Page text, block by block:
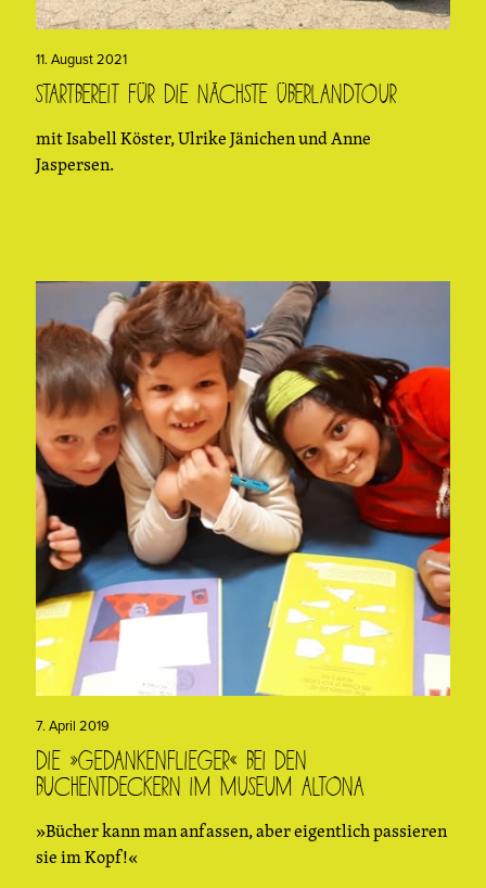
11. August 2021
Startbereit für die nächste überLandtour
mit Isabell Köster, Ulrike Jänichen und Anne
Jaspersen.
7. April 2019
Die »Gedankenflieger« bei den
BuchEntdeckern im Museum Altona
»Bücher kann man anfassen, aber eigentlich passieren
sie im Kopf!«